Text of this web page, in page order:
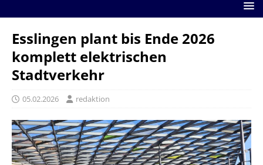
Esslingen plant bis Ende 2026
komplett elektrischen
Stadtverkehr
05.02.2026 redaktion